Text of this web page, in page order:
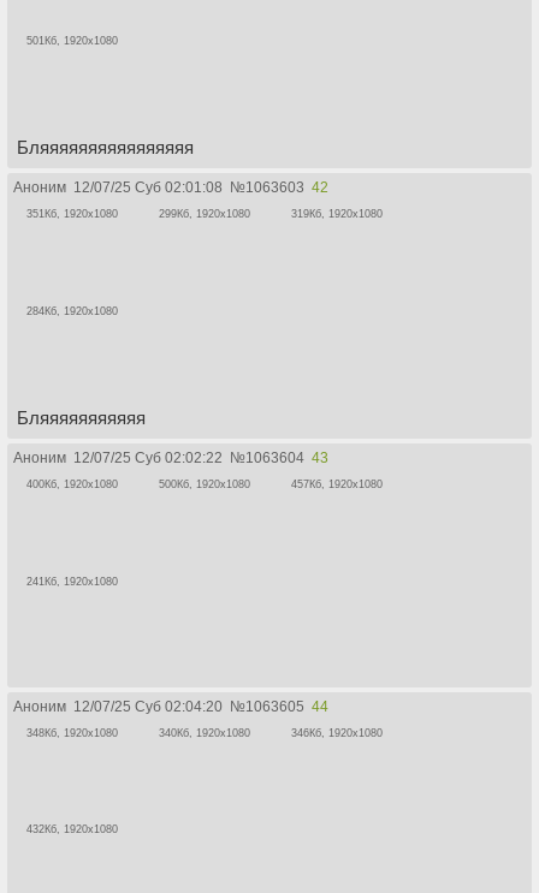
501Кб, 1920x1080
Бляяяяяяяяяяяяяяяя
Аноним 12/07/25 Суб 02:01:08 №1063603 42
351Кб, 1920x1080 299Кб, 1920x1080 319Кб, 1920x1080
284Кб, 1920x1080
Бляяяяяяяяяяя
Аноним 12/07/25 Суб 02:02:22 №1063604 43
400Кб, 1920x1080 500Кб, 1920x1080 457Кб, 1920x1080
241Кб, 1920x1080
Аноним 12/07/25 Суб 02:04:20 №1063605 44
348Кб, 1920x1080 340Кб, 1920x1080 346Кб, 1920x1080
432Кб, 1920x1080